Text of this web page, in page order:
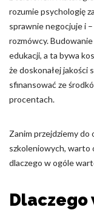
rozumie psychologię
sprawnie negocjuje i
rozmówcy.
edukacji, a ta bywa
że doskonałej jakości
sfinansować ze
procentach.
Zanim przejdziemy
szkoleniowych, warto
dlaczego w ogóle
Dlaczego
Nieklasyfikowane
klasyfikowania,